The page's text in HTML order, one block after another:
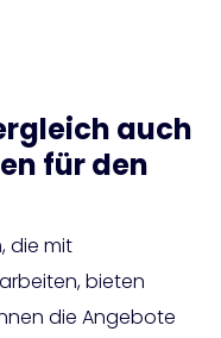
auch
für den
die mit
bieten
die Angebote